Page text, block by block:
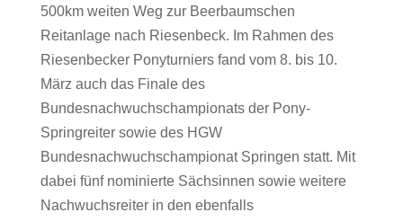
500km weiten Weg zur Beerbaumschen
Reitanlage nach Riesenbeck. Im Rahmen des
Riesenbecker Ponyturniers fand vom 8. bis 10.
März auch das Finale des
Bundesnachwuchschampionats der Pony-
Springreiter sowie des HGW
Bundesnachwuchschampionat Springen statt. Mit
dabei fünf nominierte Sächsinnen sowie weitere
Nachwuchsreiter in den ebenfalls